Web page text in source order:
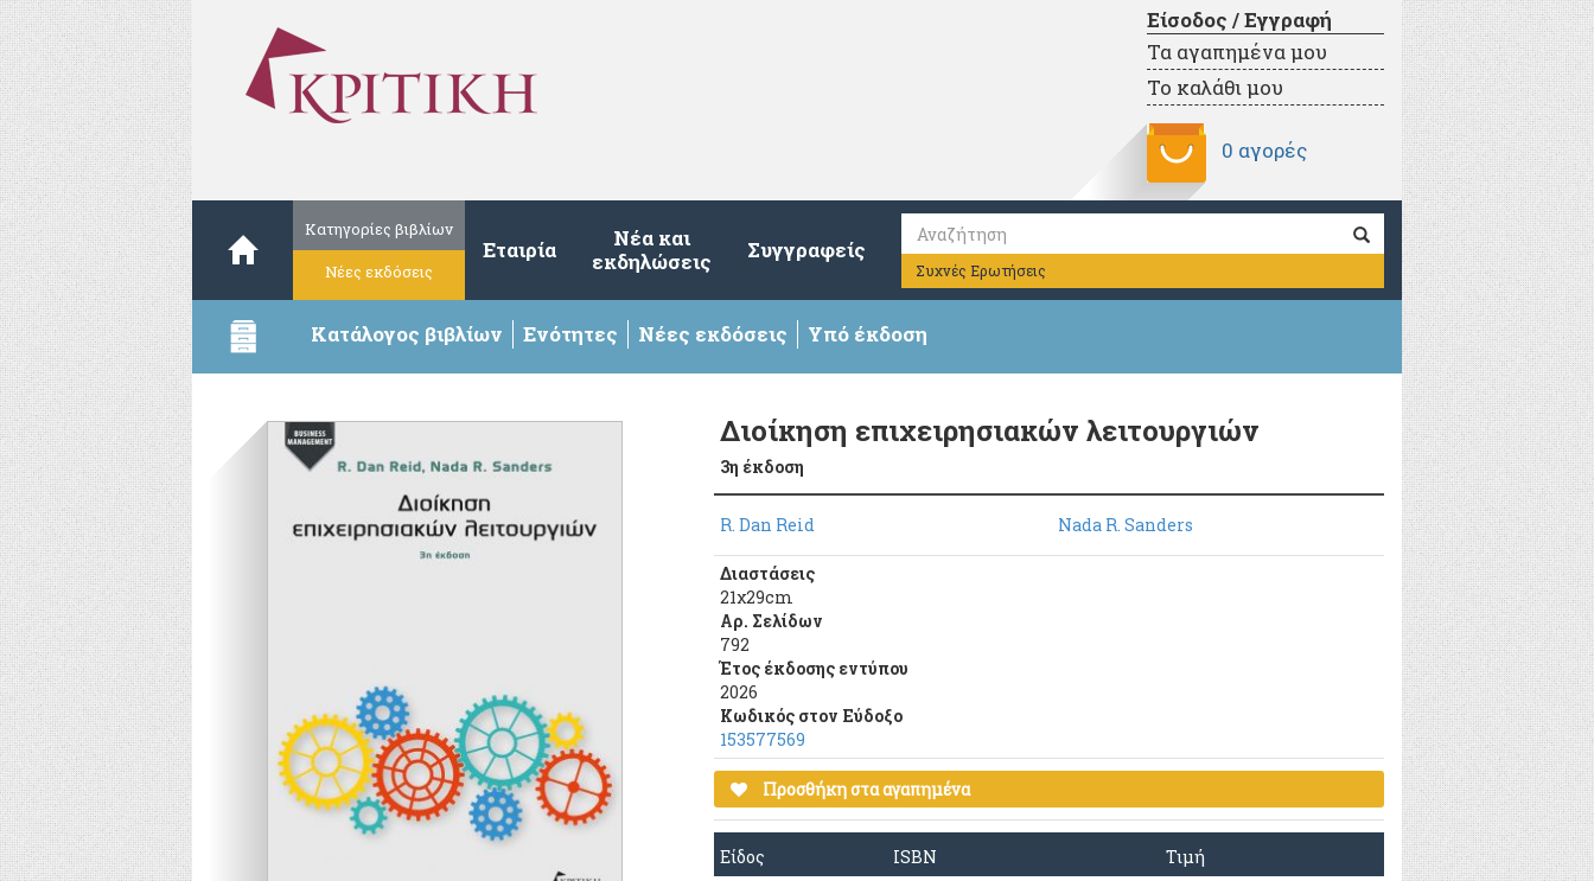
Είσοδος / Εγγραφή
Τα αγαπημένα μου
Το καλάθι μου
0 αγορές
Κατηγορίες βιβλίων
Νέες εκδόσεις
Εταιρία
Νέα και
εκδηλώσεις
Συγγραφείς
Συχνές Ερωτήσεις
Κατάλογος βιβλίων Ενότητες Νέες εκδόσεις Υπό έκδοση
Διοίκηση επιχειρησιακών λειτουργιών
3η έκδοση
R. Dan Reid Nada R. Sanders
Διαστάσεις
21χ29cm
Αρ. Σελίδων
792
Έτος έκδοσης εντύπου
2026
Κωδικός στον Εύδοξο
153577569
Προσθήκη στα αγαπημένα
Είδος ISBN
Τιμή